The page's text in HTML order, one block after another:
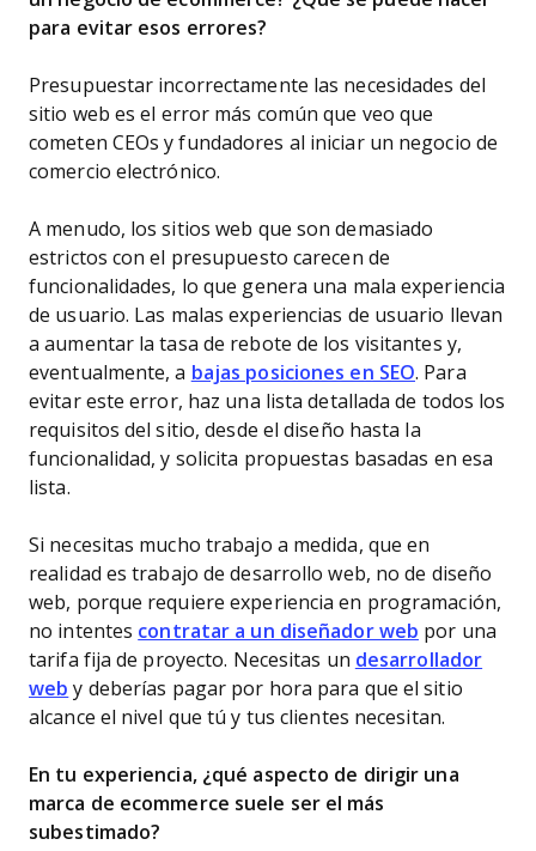
para evitar esos errores?
Presupuestar incorrectamente las necesidades del
sitio web es el error más común que veo que
cometen CEOs y fundadores al iniciar un negocio de
comercio electrónico.
A menudo, los sitios web que son demasiado
estrictos con el presupuesto carecen de
funcionalidades, lo que genera una mala experiencia
de usuario. Las malas experiencias de usuario llevan
a aumentar la tasa de rebote de los visitantes y,
eventualmente, a bajas posiciones en SEO. Para
evitar este error, haz una lista detallada de todos los
requisitos del sitio, desde el diseño hasta la
funcionalidad, y solicita propuestas basadas en esa
lista.
Si necesitas mucho trabajo a medida, que en
realidad es trabajo de desarrollo web, no de diseño
web, porque requiere experiencia en programación,
no intentes contratar a un diseñador web por una
tarifa fija de proyecto. Necesitas un desarrollador
web y deberías pagar por hora para que el sitio
alcance el nivel que tú y tus clientes necesitan.
En tu experiencia, ¿qué aspecto de dirigir una
marca de ecommerce suele ser el más
subestimado?